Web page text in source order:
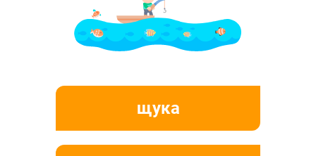
щука